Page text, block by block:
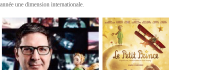
année une dimension internationale.